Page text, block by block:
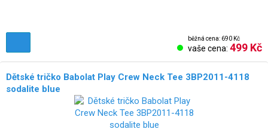
běžná cena: 690 Kč
vaše cena: 499 Kč
Dětské tričko Babolat Play Crew Neck Tee 3BP2011-4118
sodalite blue